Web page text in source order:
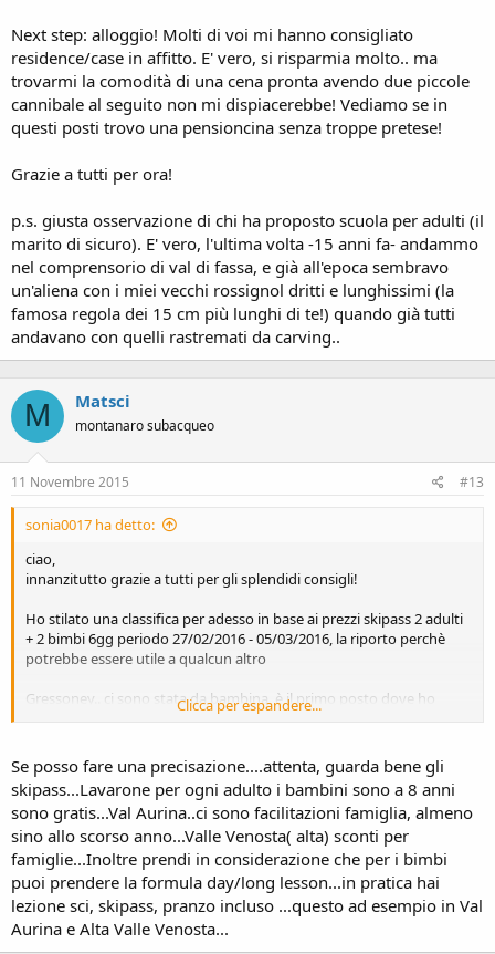
Next step: alloggio! Molti di voi mi hanno consigliato
residence/case in affitto. E' vero, si risparmia molto.. ma
trovarmi la comodità di una cena pronta avendo due piccole
cannibale al seguito non mi dispiacerebbe! Vediamo se in
questi posti trovo una pensioncina senza troppe pretese!
Grazie a tutti per ora!
p.s. giusta osservazione di chi ha proposto scuola per adulti (il
marito di sicuro). E' vero, l'ultima volta -15 anni fa- andammo
nel comprensorio di val di fassa, e già all'epoca sembravo
un'aliena con i miei vecchi rossignol dritti e lunghissimi (la
famosa regola dei 15 cm più lunghi di te!) quando già tutti
andavano con quelli rastremati da carving..
M Matsci
montanaro subacqueo
11 Novembre 2015 #13
sonia0017 ha detto:
ciao,
innanzitutto grazie a tutti per gli splendidi consigli!
Ho stilato una classifica per adesso in base ai prezzi skipass 2 adulti
+ 2 bimbi 6gg periodo 27/02/2016 - 05/03/2016, la riporto perchè
potrebbe essere utile a qualcun altro
Gressoney.. ci sono stata da bambina, è il primo posto dove ho
imparato a sciare ormai eoni fa (si parla di anni '70), almeno lo
In fascia bassa aggiungiamoci (a crescere):
Aprica - 280
Monte Bondone
San DOmenico - 326
Lavarone
La Polsa -360
Paganella
Clicca per espandere...
Se posso fare una precisazione....attenta, guarda bene gli
skipass...Lavarone per ogni adulto i bambini sono a 8 anni
sono gratis...Val Aurina..ci sono facilitazioni famiglia, almeno
sino allo scorso anno...Valle Venosta( alta) sconti per
famiglie...Inoltre prendi in considerazione che per i bimbi
puoi prendere la formula day/long lesson...in pratica hai
lezione sci, skipass, pranzo incluso ...questo ad esempio in Val
Aurina e Alta Valle Venosta...